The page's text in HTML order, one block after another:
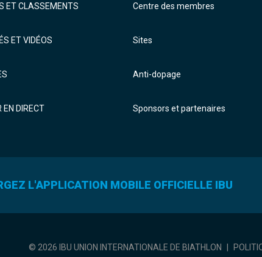
ET CLASSEMENTS
ET VIDÉOS
EN DIRECT
Centre des membres
Sites
Anti-dopage
Sponsors et partenaires
L'APPLICATION MOBILE OFFICIELLE IBU
© 2026 IBU UNION INTERNATIONALE DE BIATHLON |